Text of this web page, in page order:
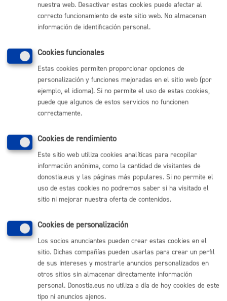
Las personas afectadas tienen derecho a obtener confirmación
sobre si el Ayuntamiento de San Sebastián está tratando sus
El acceso a sus datos personales.
La rectificación de los datos inexactos o incompletos.
La supresión de sus datos cuando, entre otros motivos, los
datos ya no sean necesarios para las finalidades para las
cuales fueron recabados.
La limitación del tratamiento de sus datos, en cuyo caso, sólo
serán conservados por el Ayuntamiento para el ejercicio o la
defensa de reclamaciones.
legítimos imperiosos, o el ejercicio o la defensa de posibles
reclamaciones.
Los derechos podrán ejercitarsevía on lineo presencial ante el
Ayuntamiento, como Responsable del tratamiento, o en su caso,
ante el Encargado del tratamiento.
atendida o atendido, podrá presentar una reclamación ante la
Agencia Vasca de Protección de Datos. Dirección: C/ Beato
Tomás de Zumárraga, 71 – 3ª planta - 01008 Vitoria-Gasteiz. No
obstante, podrá ponerse en contacto con el delegado/a de
protección de datos del Ayuntamiento, para cualquier cuestión
relacionada con el tratamiento de sus datos.
nuestra web. Desactivar estas cookies puede afectar al
correcto funcionamiento de este sitio web. No almacenan
información de identificación personal.
Cookies funcionales
Estas cookies permiten proporcionar opciones de
personalización y funciones mejoradas en el sitio web (por
ejemplo, el idioma). Si no permite el uso de estas cookies,
puede que algunos de estos servicios no funcionen
correctamente.
Cookies de rendimiento
Este sitio web utiliza cookies analíticas para recopilar
información anónima, como la cantidad de visitantes de
donostia.eus y las páginas más populares. Si no permite el
uso de estas cookies no podremos saber si ha visitado el
sitio ni mejorar nuestra oferta de contenidos.
Cookies de personalización
Los socios anunciantes pueden crear estas cookies en el
sitio. Dichas compañías pueden usarlas para crear un perfil
de sus intereses y mostrarle anuncios personalizados en
otros sitios sin almacenar directamente información
personal. Donostia.eus no utiliza a día de hoy cookies de este
tipo ni anuncios ajenos.